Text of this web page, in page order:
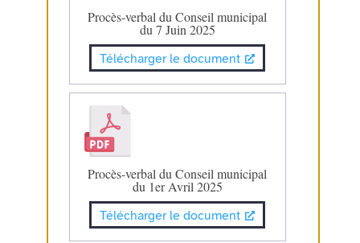
Procès-verbal du Conseil municipal
du 7 Juin 2025
Télécharger le document
Procès-verbal du Conseil municipal
du 1er Avril 2025
Télécharger le document